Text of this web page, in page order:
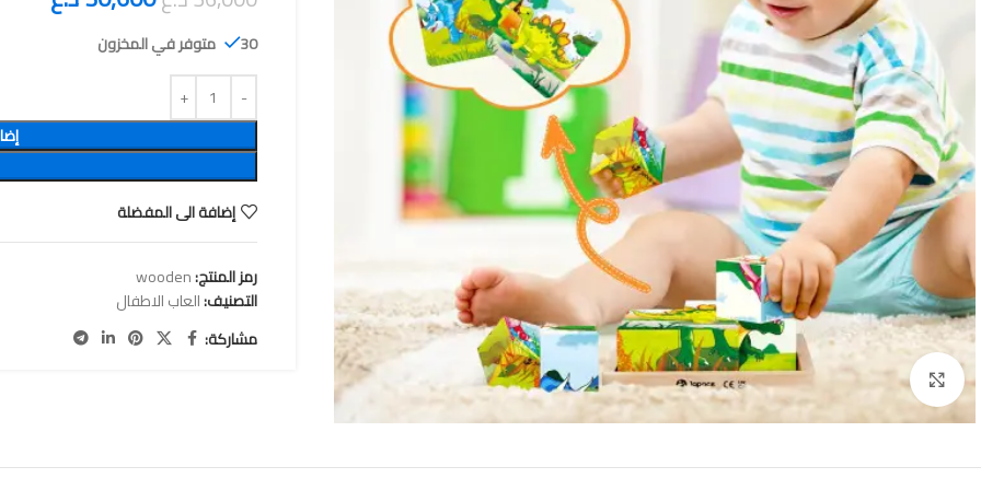
Click to enlarge
30 متوفر في المخزون
إضافة الى المفضلة
رمز المنتج:wooden
التصنيف:العاب الاطفال
مشاركة: